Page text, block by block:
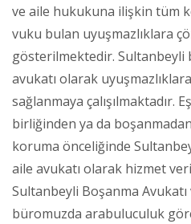
ve aile hukukuna ilişkin tüm
vuku bulan uyuşmazlıklara
gösterilmektedir. Sultanbeyli
avukatı olarak
sağlanmaya çalışılmaktadır.
birliğinden ya da
koruma önceliğinde
aile avukatı olarak hizmet
Sultanbeyli Boşanma Avukatı
büromuzda arabuluculuk